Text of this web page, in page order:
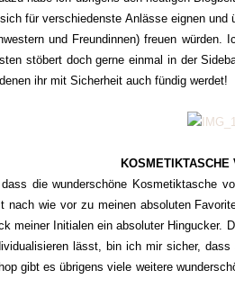
für verschiedenste Anlässe eignen
und Freundinnen) freuen
stöbert doch gerne einmal in der
ihr mit Sicherheit auch fündig werdet!
KOSMETIKTASCHE
die wunderschöne Kosmetiktasche
nach wie vor zu meinen absoluten
meiner Initialen ein absoluter Hingucker.
lässt, bin ich mir sicher,
gibt es übrigens viele weitere